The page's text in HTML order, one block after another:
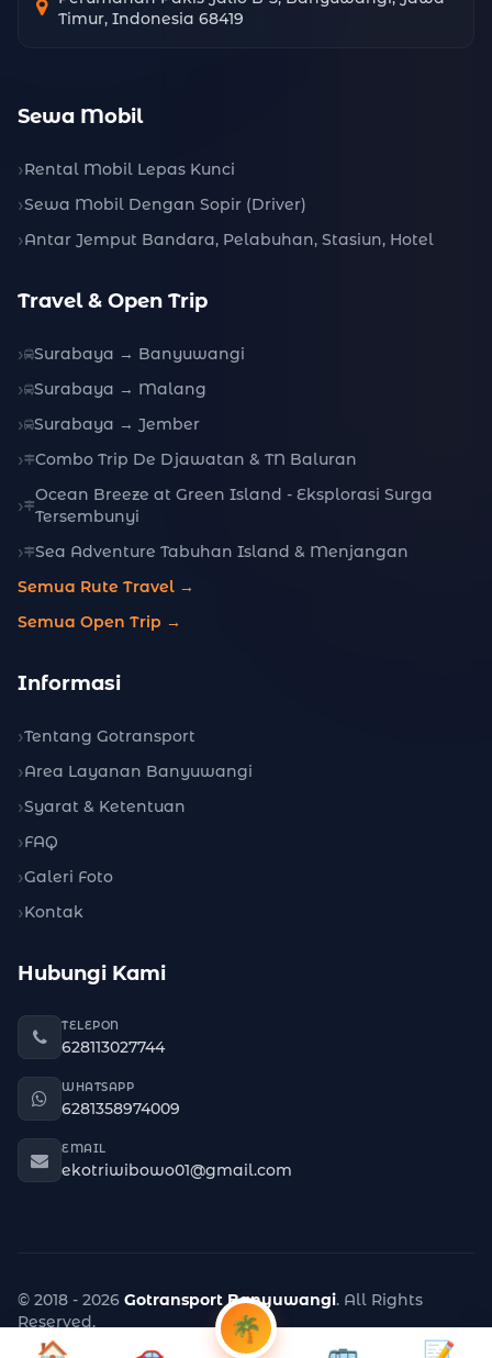
🌴
Timur, Indonesia 68419
Sewa Mobil
Rental Mobil Lepas Kunci
Sewa Mobil Dengan Sopir (Driver)
Antar Jemput Bandara, Pelabuhan, Stasiun, Hotel
Travel & Open Trip
Surabaya → Banyuwangi
Surabaya → Malang
Surabaya → Jember
Combo Trip De Djawatan & TN Baluran
Ocean Breeze at Green Island - Eksplorasi Surga
Tersembunyi
Sea Adventure Tabuhan Island & Menjangan
Semua Rute Travel →
Semua Open Trip →
Informasi
Tentang Gotransport
Area Layanan Banyuwangi
Syarat & Ketentuan
FAQ
Galeri Foto
Kontak
Hubungi Kami
TELEPON
628113027744
WHATSAPP
6281358974009
EMAIL
ekotriwibowo01@gmail.com
© 2018 - 2026 Gotransport Banyuwangi. All Rights
Reserved.
Privacy PolicySitemap